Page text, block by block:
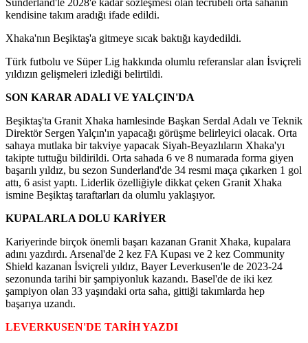
kendisine takım aradığı ifade edildi.
Xhaka'nın Beşiktaş'a gitmeye sıcak baktığı kaydedildi.
Türk futbolu ve Süper Lig hakkında olumlu referanslar alan İsviçreli
yıldızın gelişmeleri izlediği belirtildi.
SON KARAR ADALI VE YALÇIN'DA
Beşiktaş'ta Granit Xhaka hamlesinde Başkan Serdal Adalı ve Teknik
Direktör Sergen Yalçın'ın yapacağı görüşme belirleyici olacak. Orta
sahaya mutlaka bir takviye yapacak Siyah-Beyazlıların Xhaka'yı
takipte tuttuğu bildirildi. Orta sahada 6 ve 8 numarada forma giyen
başarılı yıldız, bu sezon Sunderland'de 34 resmi maça çıkarken 1 gol
attı, 6 asist yaptı. Liderlik özelliğiyle dikkat çeken Granit Xhaka
ismine Beşiktaş taraftarları da olumlu yaklaşıyor.
KUPALARLA DOLU KARİYER
Kariyerinde birçok önemli başarı kazanan Granit Xhaka, kupalara
adını yazdırdı. Arsenal'de 2 kez FA Kupası ve 2 kez Community
Shield kazanan İsviçreli yıldız, Bayer Leverkusen'le de 2023-24
sezonunda tarihi bir şampiyonluk kazandı. Basel'de de iki kez
şampiyon olan 33 yaşındaki orta saha, gittiği takımlarda hep
başarıya uzandı.
LEVERKUSEN'DE TARİH YAZDI